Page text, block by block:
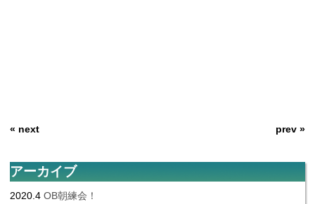
« next prev »
アーカイブ
2020.4 OB朝練会！